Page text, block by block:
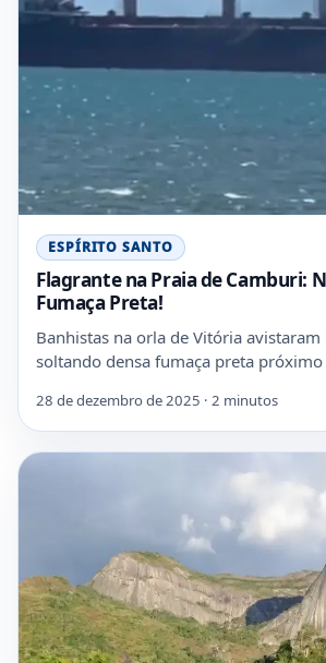
ESPÍRITO SANTO
Flagrante na Praia de Camburi:
Fumaça Preta!
Banhistas na orla de Vitória
soltando densa fumaça preta
28 de dezembro de 2025 · 2 minutos